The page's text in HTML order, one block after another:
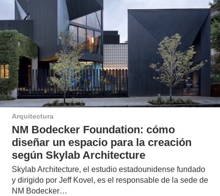
Arquitectura
NM Bodecker Foundation: cómo
diseñar un espacio para la creación
según Skylab Architecture
Skylab Architecture, el estudio estadounidense fundado
y dirigido por Jeff Kovel, es el responsable de la sede de
NM Bodecker…